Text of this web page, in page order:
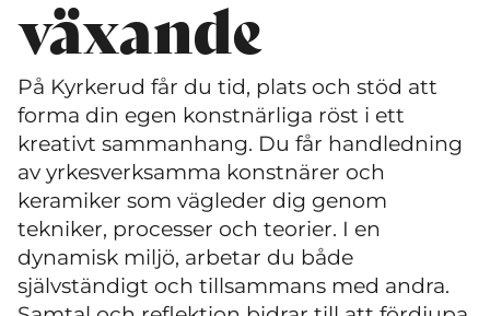
växande
På Kyrkerud får du tid, plats och stöd att
forma din egen konstnärliga röst i ett
kreativt sammanhang. Du får handledning
av yrkesverksamma konstnärer och
keramiker som vägleder dig genom
tekniker, processer och teorier. I en
dynamisk miljö, arbetar du både
självständigt och tillsammans med andra.